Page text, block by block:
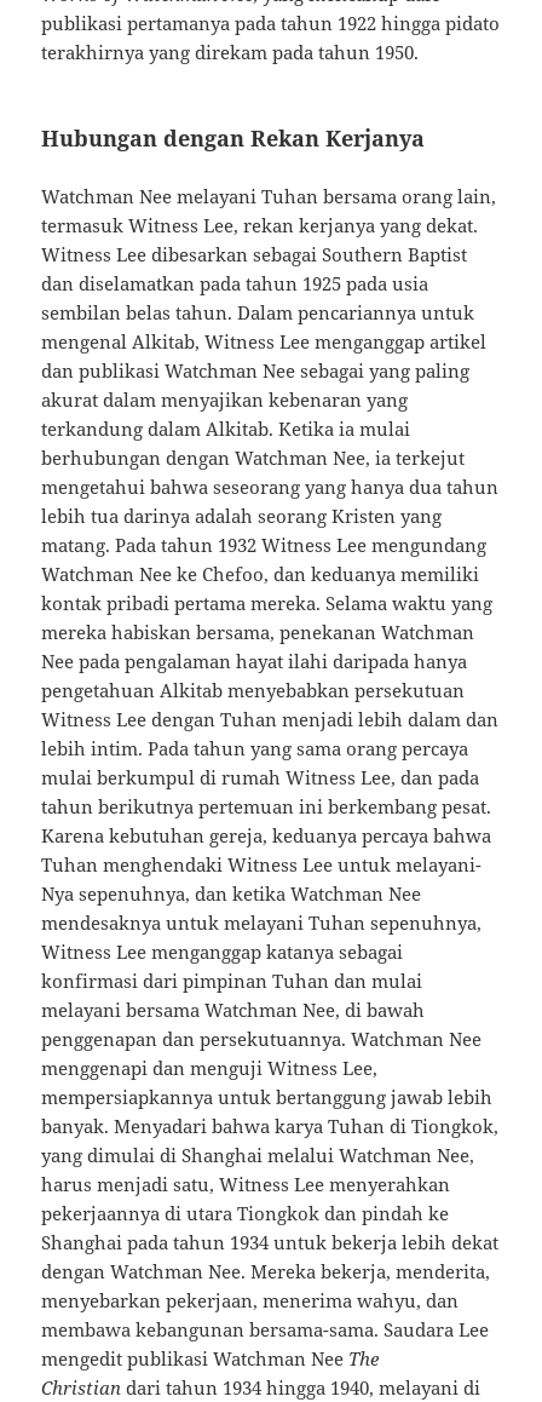
publikasi pertamanya pada tahun 1922 hingga pidato
terakhirnya yang direkam pada tahun 1950.
Hubungan dengan Rekan Kerjanya
Watchman Nee melayani Tuhan bersama orang lain,
termasuk Witness Lee, rekan kerjanya yang dekat.
Witness Lee dibesarkan sebagai Southern Baptist
dan diselamatkan pada tahun 1925 pada usia
sembilan belas tahun. Dalam pencariannya untuk
mengenal Alkitab, Witness Lee menganggap artikel
dan publikasi Watchman Nee sebagai yang paling
akurat dalam menyajikan kebenaran yang
terkandung dalam Alkitab. Ketika ia mulai
berhubungan dengan Watchman Nee, ia terkejut
mengetahui bahwa seseorang yang hanya dua tahun
lebih tua darinya adalah seorang Kristen yang
matang. Pada tahun 1932 Witness Lee mengundang
Watchman Nee ke Chefoo, dan keduanya memiliki
kontak pribadi pertama mereka. Selama waktu yang
mereka habiskan bersama, penekanan Watchman
Nee pada pengalaman hayat ilahi daripada hanya
pengetahuan Alkitab menyebabkan persekutuan
Witness Lee dengan Tuhan menjadi lebih dalam dan
lebih intim. Pada tahun yang sama orang percaya
mulai berkumpul di rumah Witness Lee, dan pada
tahun berikutnya pertemuan ini berkembang pesat.
Karena kebutuhan gereja, keduanya percaya bahwa
Tuhan menghendaki Witness Lee untuk melayani-
Nya sepenuhnya, dan ketika Watchman Nee
mendesaknya untuk melayani Tuhan sepenuhnya,
Witness Lee menganggap katanya sebagai
konfirmasi dari pimpinan Tuhan dan mulai
melayani bersama Watchman Nee, di bawah
penggenapan dan persekutuannya. Watchman Nee
menggenapi dan menguji Witness Lee,
mempersiapkannya untuk bertanggung jawab lebih
banyak. Menyadari bahwa karya Tuhan di Tiongkok,
yang dimulai di Shanghai melalui Watchman Nee,
harus menjadi satu, Witness Lee menyerahkan
pekerjaannya di utara Tiongkok dan pindah ke
Shanghai pada tahun 1934 untuk bekerja lebih dekat
dengan Watchman Nee. Mereka bekerja, menderita,
menyebarkan pekerjaan, menerima wahyu, dan
membawa kebangunan bersama-sama. Saudara Lee
mengedit publikasi Watchman Nee The
Christian dari tahun 1934 hingga 1940, melayani di